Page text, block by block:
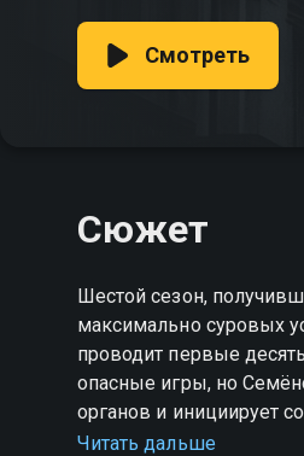
Смотреть
Сюжет
Шестой сезон,
максимально суровых
проводит первые
опасные игры, но
органов и инициирует
абсолютно новый виток
Читать дальше